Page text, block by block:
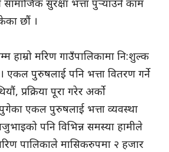
सुरक्षा भत्ता पुर्‍याउने काम
छौं ।
हाम्रो मरिण गाउँपालिकामा नि:शुल्क
। एकल पुरुषलाई पनि भत्ता वितरण गर्ने
प्रक्रिया पूरा गरेर अर्को
एकल पुरुषलाई भत्ता व्यवस्था
पनि विभिन्न समस्या हामीले
पालिकाले मासिकरुपमा २ हजार